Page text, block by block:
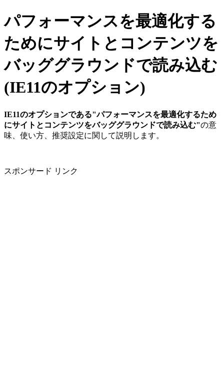
パフォーマンスを最適化する
ためにサイトとコンテンツを
バッググラウンドで読み込む
(IE11のオプション)
IE11のオプションである"パフォーマンスを最適化するため
にサイトとコンテンツをバッググラウンドで読み込む"の意
味、使い方、推奨設定に関して説明します。
スポンサード リンク